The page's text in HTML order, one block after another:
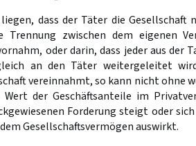
dass der Täter die
zwischen dem eigenen
oder darin, dass jeder aus der
an den Täter weitergeleitet
vereinnahmt, so kann nicht ohne
Wert der Geschäftsanteile im
Forderung steigt oder
Gesellschaftsvermögen auswirkt.